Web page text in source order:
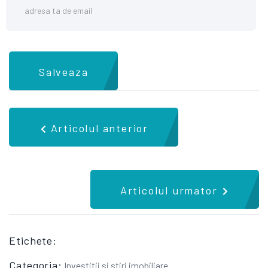
Salveaza
Articolul anterior
Articolul urmator
Etichete:
Categoria: Investitii si stiri imobiliare